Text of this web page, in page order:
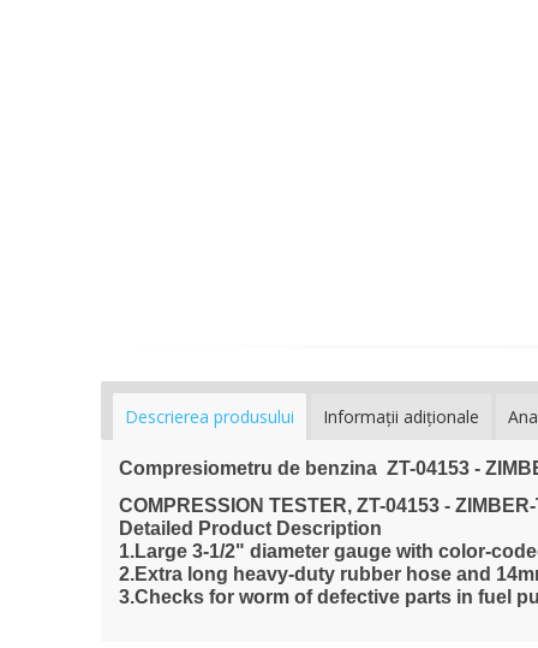
Descrierea produsului Informaţii adiţionale
Compresiometru de benzina ZT-04153 -
COMPRESSION TESTER, ZT-04153 -
Detailed Product Description
1.Large 3-1/2" diameter gauge with color-
2.Extra long heavy-duty rubber hose and
3.Checks for worm of defective parts in fuel